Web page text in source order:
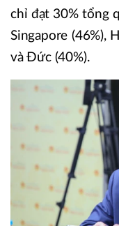
chỉ đạt 30% tổng
Singapore (46%),
và Đức (40%).